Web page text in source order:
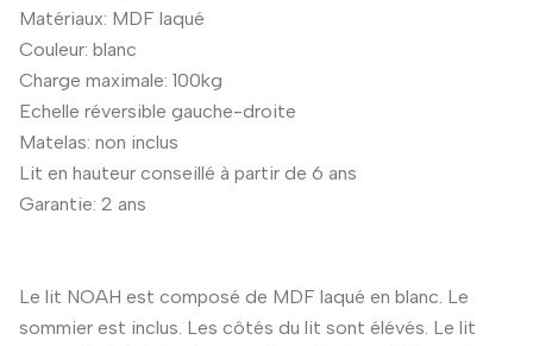
Matériaux: MDF laqué
Couleur: blanc
Charge maximale: 100kg
Echelle réversible gauche-droite
Matelas: non inclus
Lit en hauteur conseillé à partir de 6 ans
Garantie: 2 ans
Le lit NOAH est composé de MDF laqué en blanc. Le
sommier est inclus. Les côtés du lit sont élévés. Le lit